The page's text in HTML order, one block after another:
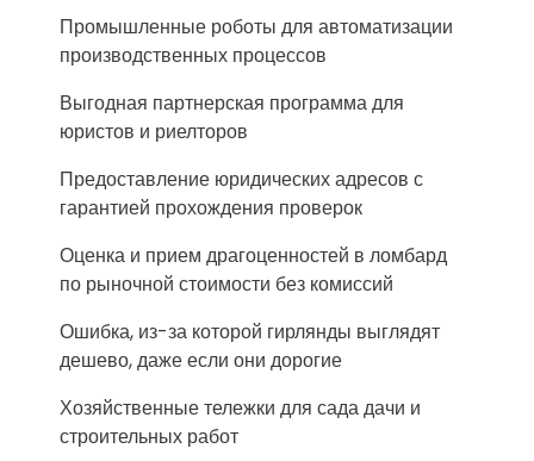
Промышленные роботы для автоматизации
производственных процессов
Выгодная партнерская программа для
юристов и риелторов
Предоставление юридических адресов с
гарантией прохождения проверок
Оценка и прием драгоценностей в ломбард
по рыночной стоимости без комиссий
Ошибка, из-за которой гирлянды выглядят
дешево, даже если они дорогие
Хозяйственные тележки для сада дачи и
строительных работ